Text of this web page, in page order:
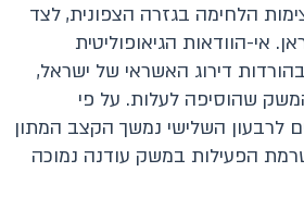
הלחימה בגזרה הצפונית, לצד
אי-הוודאות הגיאופוליטית
דירוג האשראי של ישראל,
שהוסיפה לעלות. על פי
לרבעון השלישי נמשך הקצב המתון
הפעילות במשק עודנה נמוכה